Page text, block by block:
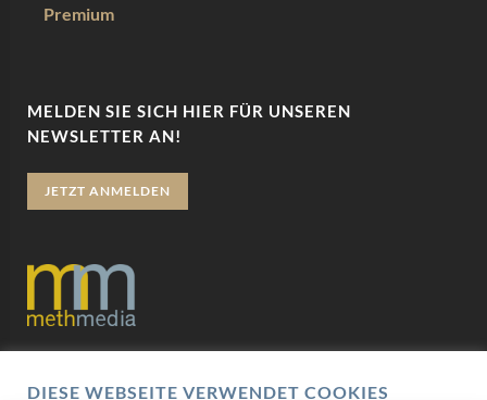
Premium
MELDEN SIE SICH HIER FÜR UNSEREN
NEWSLETTER AN!
JETZT ANMELDEN
DIESE WEBSEITE VERWENDET COOKIES